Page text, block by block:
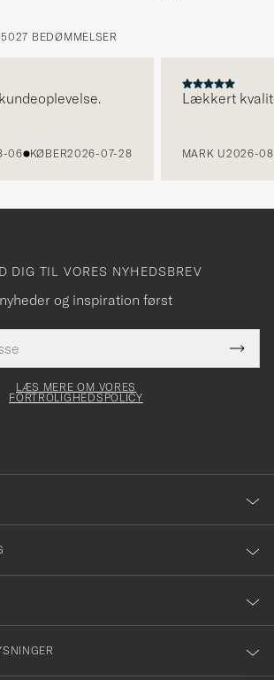
5027 BEDØMMELSER
06 KØBER2026-07-28
Lækkert
MARK U2026-
DIG TIL VORES NYHEDSBREV
og inspiration først
LÆS MERE OM VORES
FORTROLIGHEDSPOLICY